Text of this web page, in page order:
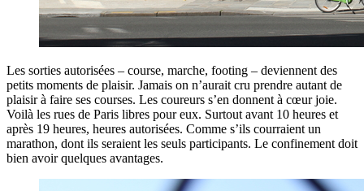
Les sorties autorisées – course, marche, footing – deviennent des
petits moments de plaisir. Jamais on n’aurait cru prendre autant de
plaisir à faire ses courses. Les coureurs s’en donnent à cœur joie.
Voilà les rues de Paris libres pour eux. Surtout avant 10 heures et
après 19 heures, heures autorisées. Comme s’ils courraient un
marathon, dont ils seraient les seuls participants. Le confinement doit
bien avoir quelques avantages.